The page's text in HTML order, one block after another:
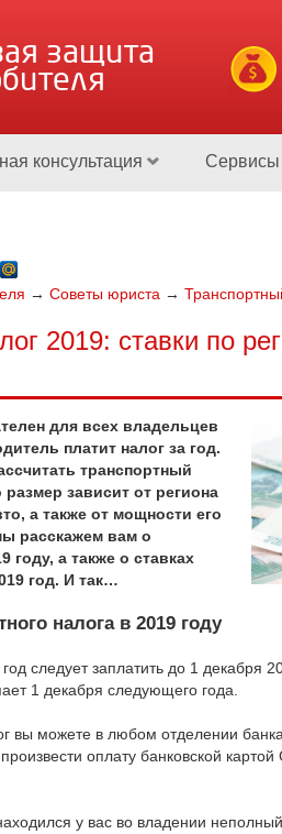
защита
консультация Сервисы
→ Советы юриста →
2019: ставки по
для всех владельцев
платит налог за год.
транспортный
размер зависит от региона
а также от мощности его
расскажем вам о
году, а также о ставках
год. И так…
налога в 2019 году
следует заплатить до 1 декабря
1 декабря следующего года.
вы можете в любом отделении
оплату банковской
у вас во владении